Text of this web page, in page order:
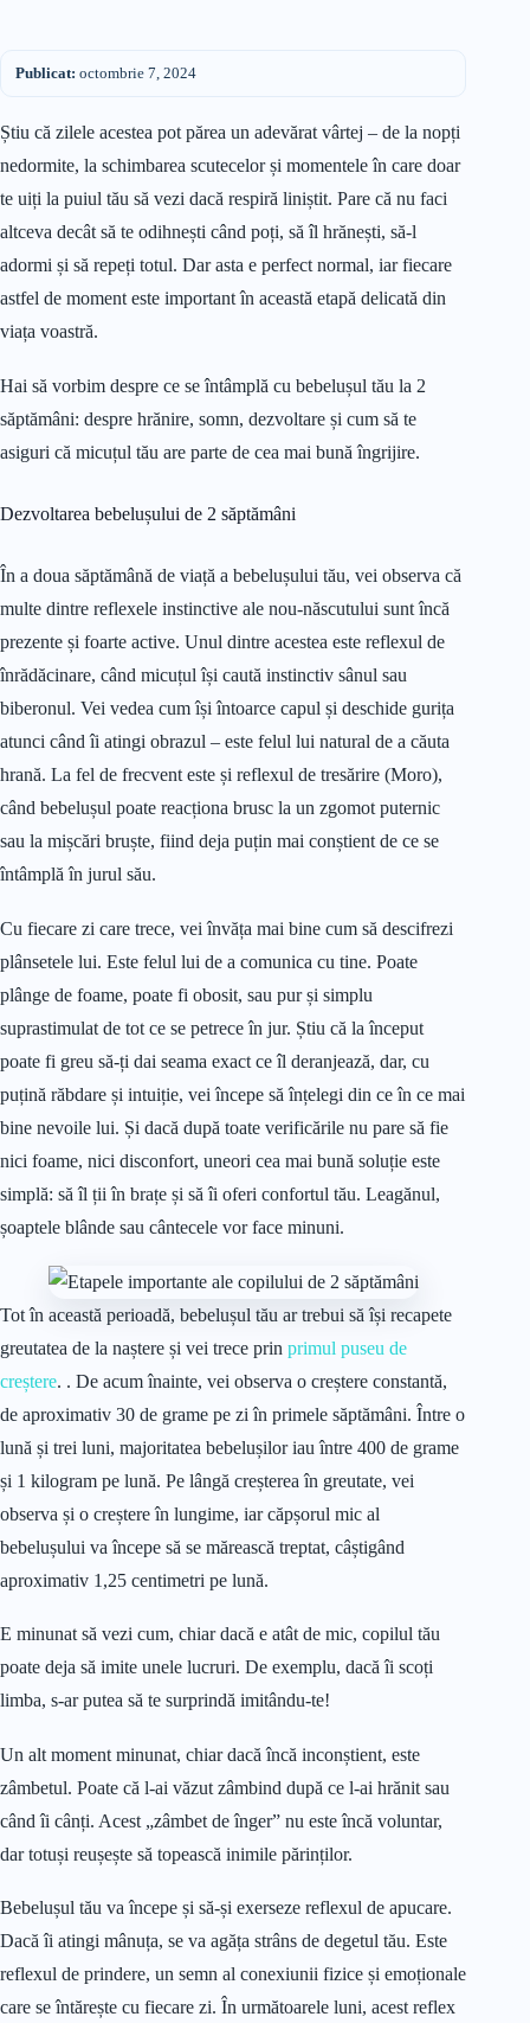
Publicat: octombrie 7, 2024
Știu că zilele acestea pot părea un adevărat vârtej – de la nopți
nedormite, la schimbarea scutecelor și momentele în care doar
te uiți la puiul tău să vezi dacă respiră liniștit. Pare că nu faci
altceva decât să te odihnești când poți, să îl hrănești, să-l
adormi și să repeți totul. Dar asta e perfect normal, iar fiecare
astfel de moment este important în această etapă delicată din
viața voastră.
Hai să vorbim despre ce se întâmplă cu bebelușul tău la 2
săptămâni: despre hrănire, somn, dezvoltare și cum să te
asiguri că micuțul tău are parte de cea mai bună îngrijire.
Dezvoltarea bebelușului de 2 săptămâni
În a doua săptămână de viață a bebelușului tău, vei observa că
multe dintre reflexele instinctive ale nou-născutului sunt încă
prezente și foarte active. Unul dintre acestea este reflexul de
înrădăcinare, când micuțul își caută instinctiv sânul sau
biberonul. Vei vedea cum își întoarce capul și deschide gurița
atunci când îi atingi obrazul – este felul lui natural de a căuta
hrană. La fel de frecvent este și reflexul de tresărire (Moro),
când bebelușul poate reacționa brusc la un zgomot puternic
sau la mișcări bruște, fiind deja puțin mai conștient de ce se
întâmplă în jurul său.
Cu fiecare zi care trece, vei învăța mai bine cum să descifrezi
plânsetele lui. Este felul lui de a comunica cu tine. Poate
plânge de foame, poate fi obosit, sau pur și simplu
suprastimulat de tot ce se petrece în jur. Știu că la început
poate fi greu să-ți dai seama exact ce îl deranjează, dar, cu
puțină răbdare și intuiție, vei începe să înțelegi din ce în ce mai
bine nevoile lui. Și dacă după toate verificările nu pare să fie
nici foame, nici disconfort, uneori cea mai bună soluție este
simplă: să îl ții în brațe și să îi oferi confortul tău. Leagănul,
șoaptele blânde sau cântecele vor face minuni.
Tot în această perioadă, bebelușul tău ar trebui să își recapete
greutatea de la naștere și vei trece prin primul puseu de
creștere. . De acum înainte, vei observa o creștere constantă,
de aproximativ 30 de grame pe zi în primele săptămâni. Între o
lună și trei luni, majoritatea bebelușilor iau între 400 de grame
și 1 kilogram pe lună. Pe lângă creșterea în greutate, vei
observa și o creștere în lungime, iar căpșorul mic al
bebelușului va începe să se mărească treptat, câștigând
aproximativ 1,25 centimetri pe lună.
E minunat să vezi cum, chiar dacă e atât de mic, copilul tău
poate deja să imite unele lucruri. De exemplu, dacă îi scoți
limba, s-ar putea să te surprindă imitându-te!
Un alt moment minunat, chiar dacă încă inconștient, este
zâmbetul. Poate că l-ai văzut zâmbind după ce l-ai hrănit sau
când îi cânți. Acest „zâmbet de înger” nu este încă voluntar,
dar totuși reușește să topească inimile părinților.
Bebelușul tău va începe și să-și exerseze reflexul de apucare.
Dacă îi atingi mânuța, se va agăța strâns de degetul tău. Este
reflexul de prindere, un semn al conexiunii fizice și emoționale
care se întărește cu fiecare zi. În următoarele luni, acest reflex